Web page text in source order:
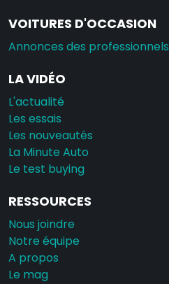
VOITURES D'OCCASION
Annonces des professionnels
LA VIDÉO
L'actualité
Les essais
Les nouveautés
La Minute Auto
Le test buying
RESSOURCES
Nous joindre
Notre équipe
A propos
Le mag